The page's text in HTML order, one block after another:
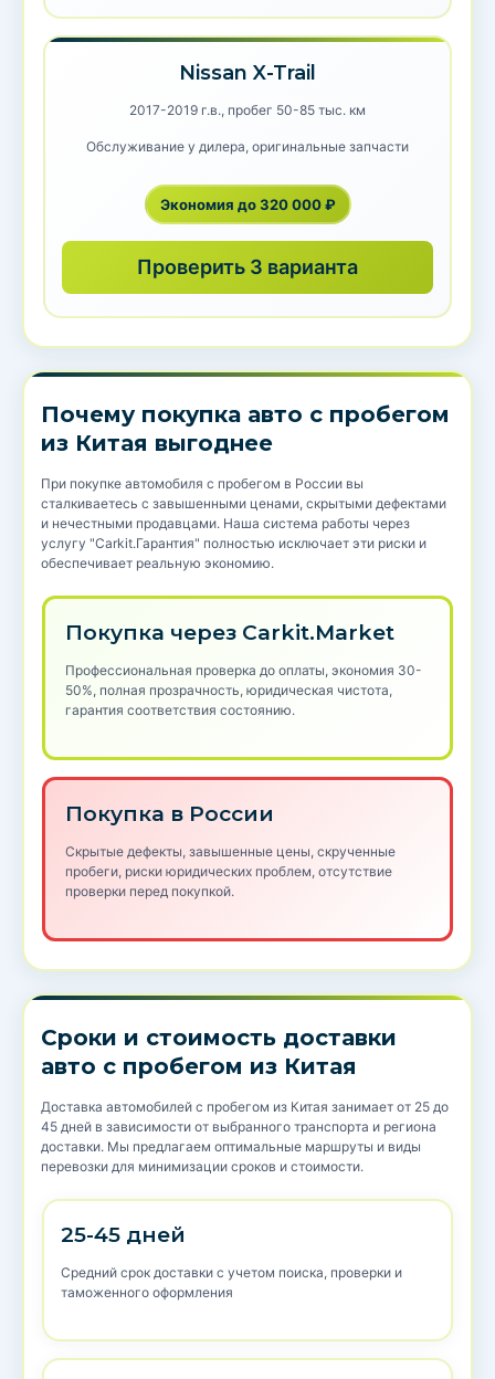
Nissan X-Trail
2017-2019 г.в., пробег 50-85 тыс. км
Обслуживание у дилера, оригинальные запчасти
Экономия до 320 000 ₽
Проверить 3 варианта
Почему покупка авто с пробегом
из Китая выгоднее
При покупке автомобиля с пробегом в России вы
сталкиваетесь с завышенными ценами, скрытыми дефектами
и нечестными продавцами. Наша система работы через
услугу "Carkit.Гарантия" полностью исключает эти риски и
обеспечивает реальную экономию.
Покупка через Carkit.Market
Профессиональная проверка до оплаты, экономия 30-
50%, полная прозрачность, юридическая чистота,
гарантия соответствия состоянию.
Покупка в России
Скрытые дефекты, завышенные цены, скрученные
пробеги, риски юридических проблем, отсутствие
проверки перед покупкой.
Сроки и стоимость доставки
авто с пробегом из Китая
Доставка автомобилей с пробегом из Китая занимает от 25 до
45 дней в зависимости от выбранного транспорта и региона
доставки. Мы предлагаем оптимальные маршруты и виды
перевозки для минимизации сроков и стоимости.
25-45 дней
Средний срок доставки с учетом поиска, проверки и
таможенного оформления